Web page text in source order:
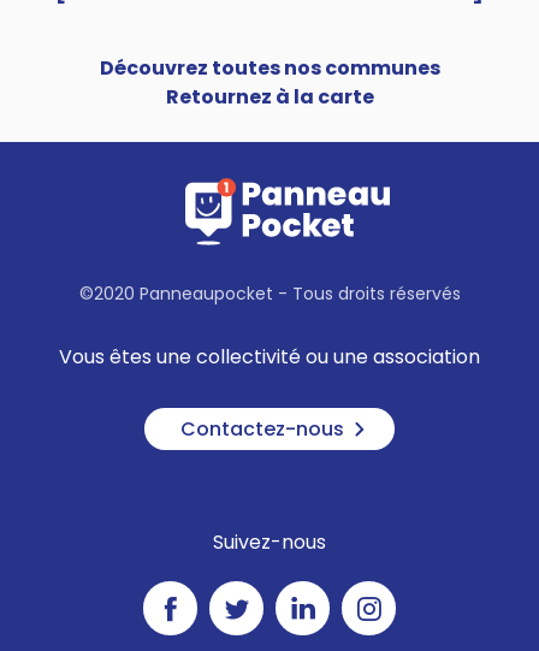
Découvrez toutes nos communes
Retournez à la carte
©2020 Panneaupocket - Tous droits réservés
Vous êtes une collectivité ou une association
Contactez-nous
Suivez-nous